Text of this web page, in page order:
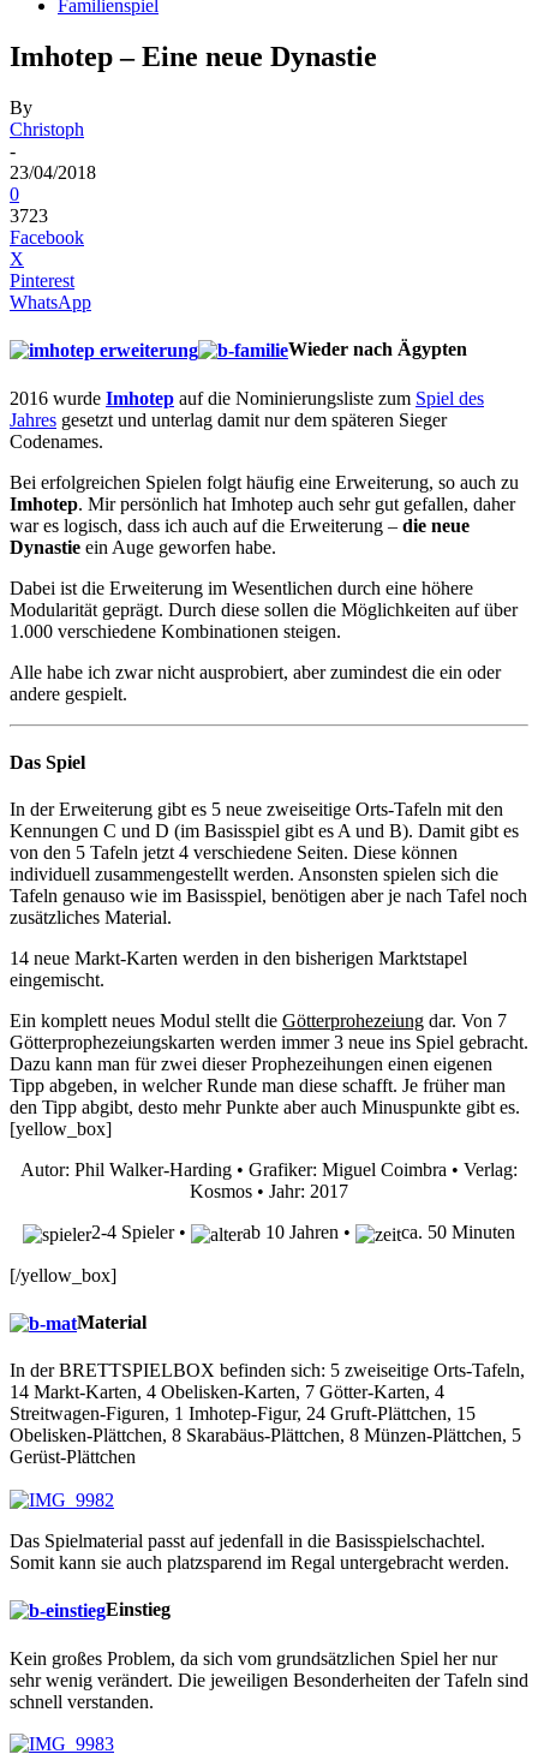
Familienspiel
Imhotep – Eine neue Dynastie
By
Christoph
-
23/04/2018
0
3723
Facebook
X
Pinterest
WhatsApp
Wieder nach Ägypten
2016 wurde Imhotep auf die Nominierungsliste zum Spiel des
Jahres gesetzt und unterlag damit nur dem späteren Sieger
Codenames.
Bei erfolgreichen Spielen folgt häufig eine Erweiterung, so auch zu
Imhotep. Mir persönlich hat Imhotep auch sehr gut gefallen, daher
war es logisch, dass ich auch auf die Erweiterung – die neue
Dynastie ein Auge geworfen habe.
Dabei ist die Erweiterung im Wesentlichen durch eine höhere
Modularität geprägt. Durch diese sollen die Möglichkeiten auf über
1.000 verschiedene Kombinationen steigen.
Alle habe ich zwar nicht ausprobiert, aber zumindest die ein oder
andere gespielt.
Das Spiel
In der Erweiterung gibt es 5 neue zweiseitige Orts-Tafeln mit den
Kennungen C und D (im Basisspiel gibt es A und B). Damit gibt es
von den 5 Tafeln jetzt 4 verschiedene Seiten. Diese können
individuell zusammengestellt werden. Ansonsten spielen sich die
Tafeln genauso wie im Basisspiel, benötigen aber je nach Tafel noch
zusätzliches Material.
14 neue Markt-Karten werden in den bisherigen Marktstapel
eingemischt.
Ein komplett neues Modul stellt die Götterprohezeiung dar. Von 7
Götterprophezeiungskarten werden immer 3 neue ins Spiel gebracht.
Dazu kann man für zwei dieser Prophezeihungen einen eigenen
Tipp abgeben, in welcher Runde man diese schafft. Je früher man
den Tipp abgibt, desto mehr Punkte aber auch Minuspunkte gibt es.
[yellow_box]
Autor: Phil Walker-Harding • Grafiker: Miguel Coimbra • Verlag:
Kosmos • Jahr: 2017
2-4 Spieler •
ab 10 Jahren • ca. 50 Minuten
[/yellow_box]
Material
In der BRETTSPIELBOX befinden sich: 5 zweiseitige Orts-Tafeln,
14 Markt-Karten, 4 Obelisken-Karten, 7 Götter-Karten, 4
Streitwagen-Figuren, 1 Imhotep-Figur, 24 Gruft-Plättchen, 15
Obelisken-Plättchen, 8 Skarabäus-Plättchen, 8 Münzen-Plättchen, 5
Gerüst-Plättchen
Das Spielmaterial passt auf jedenfall in die Basisspielschachtel.
Somit kann sie auch platzsparend im Regal untergebracht werden.
Einstieg
Kein großes Problem, da sich vom grundsätzlichen Spiel her nur
sehr wenig verändert. Die jeweiligen Besonderheiten der Tafeln sind
schnell verstanden.